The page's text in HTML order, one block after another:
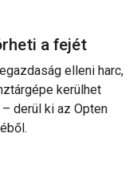
a fejét
elleni harc,
kerülhet
derül ki az Opten